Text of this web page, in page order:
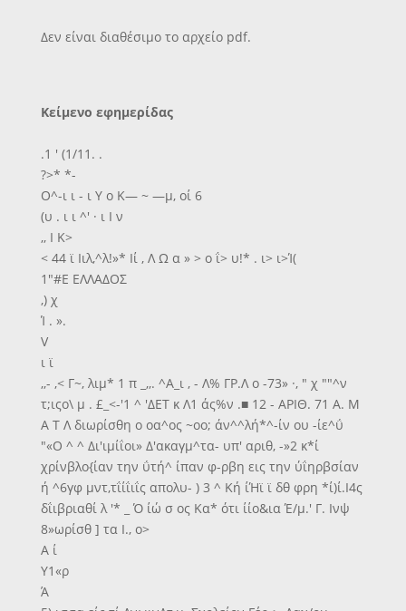
Δεν είναι διαθέσιμο το αρχείο pdf.
Κείμενο εφημερίδας
.1 ' (1/11. .
?>* *-
Ο^-ι ι - ι Υ ο Κ— ~ —μ, οί 6
(υ . ι ι ^' · ι Ι ν
,, Ι Κ>
< 44 ϊ Ιιλ,^λ!»* Ιί , Λ Ω α » > ο ΐ> υ!* . ι> ι>Ί(
1"#Ε ΕΛΛΑΔΟΣ
,) χ
Ί . ».
V
ι ϊ
,,- ,< Γ~, λιμ* 1 π _,,. ^Α_ι , - Λ% ΓΡ.Λ ο -73» ·, " χ ""^ν
τ;ιςο\ μ . £_<-'1 ^ 'ΔΕΤ κ Λ1 άς%ν .■ 12 - ΑΡΙΘ. 71 Α. Μ
Α Τ Λ διωρίσθη ο οα^ος ~οο; άν^^λή*^-ίν ου -ίε^ΰ
"«Ο ^ ^ Δι'ιμίΐοι» Δ'ακαγμ^τα- υπ' αριθ, -»2 κ*ί
χρίνβλο{ίαν την ΰτή^ ίπαν φ-ρβη εις την ύΐηρβσίαν
ή ^6γφ μντ,τΐίΐιΐς απολυ- ) 3 ^ Κή ίΉϊ ϊ δθ φρη *ί)ί.Ι4ς
δΐιβριαθί λ '* _ Ό ίώ σ ος Κα* ότι ίίο&ια Έ/μ.' Γ. Ινψ
8»ωρίσθ ] τα Ι., ο>
Α ί
Υ1«ρ
Ά